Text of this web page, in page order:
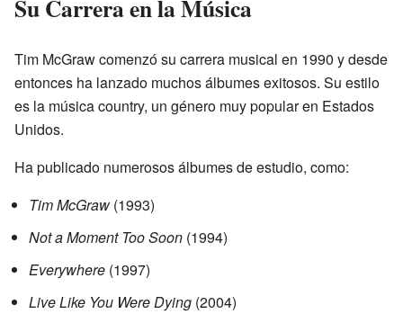
Su Carrera en la Música
Tim McGraw comenzó su carrera musical en 1990 y desde
entonces ha lanzado muchos álbumes exitosos. Su estilo
es la música country, un género muy popular en Estados
Unidos.
Ha publicado numerosos álbumes de estudio, como:
Tim McGraw (1993)
Not a Moment Too Soon (1994)
Everywhere (1997)
Live Like You Were Dying (2004)